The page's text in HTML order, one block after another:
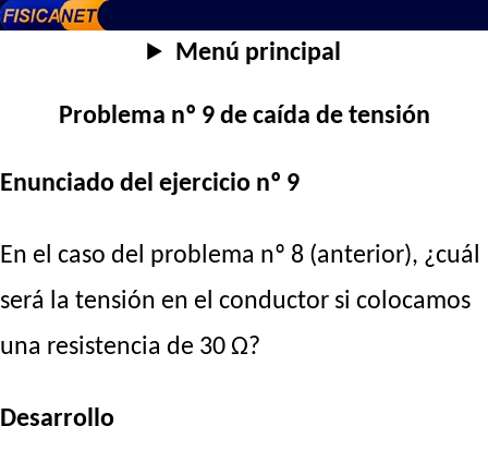
Menú principal
Problema nº 9 de caída de tensión
Enunciado del ejercicio nº 9
En el caso del problema nº 8 (anterior), ¿cuál
será la tensión en el conductor si colocamos
una resistencia de 30 Ω?
Desarrollo